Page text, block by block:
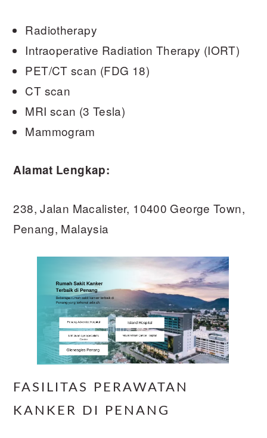
Radiotherapy
Intraoperative Radiation Therapy (IORT)
PET/CT scan (FDG 18)
CT scan
MRI scan (3 Tesla)
Mammogram
Alamat Lengkap:
238, Jalan Macalister, 10400 George Town,
Penang, Malaysia
FASILITAS PERAWATAN
KANKER DI PENANG